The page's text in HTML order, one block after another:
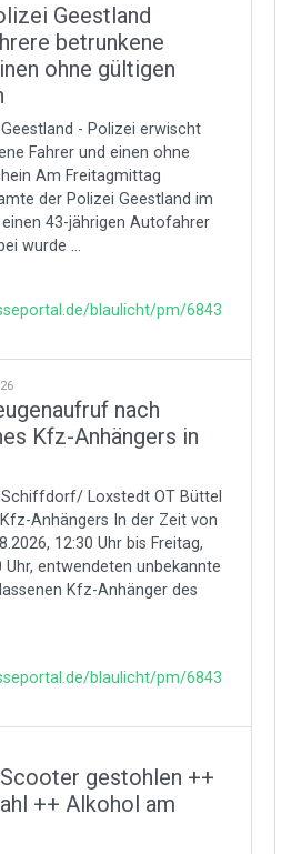
Geestland
betrunkene
ohne gültigen
- Polizei erwischt
Fahrer und einen ohne
Am Freitagmittag
der Polizei Geestland im
43-jährigen Autofahrer
wurde ...
blaulicht/pm/6843
nach
Kfz-Anhängers in
Loxstedt OT Büttel
Anhängers In der Zeit von
12:30 Uhr bis Freitag,
Uhr, entwendeten unbekannte
Kfz-Anhänger des
blaulicht/pm/6843
Scooter gestohlen ++
++ Alkohol am